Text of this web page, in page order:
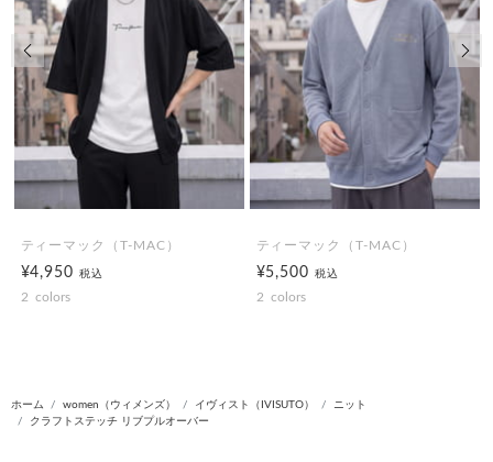
ティーマック（T-MAC）
¥4,950税込
2 colors
ティーマック（T-MAC）
¥5,500税込
2 colors
前の画像 次
ホーム women（ウィメンズ） イヴィスト（IVISUTO）
ニット
クラフトステッチ リブプルオーバー